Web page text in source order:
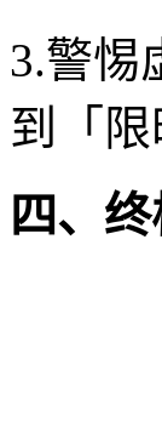
3.警惕
到「限
四、